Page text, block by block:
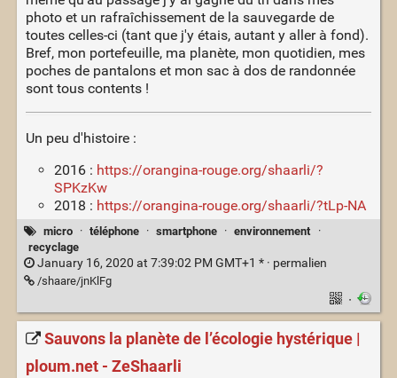
photo et un rafraîchissement de la sauvegarde de
toutes celles-ci (tant que j'y étais, autant y aller à fond).
Bref, mon portefeuille, ma planète, mon quotidien, mes
poches de pantalons et mon sac à dos de randonnée
sont tous contents !
Un peu d'histoire :
2016 : https://orangina-rouge.org/shaarli/?
SPKzKw
2018 : https://orangina-rouge.org/shaarli/?tLp-NA
micro · téléphone · smartphone · environnement
·
recyclage
January 16, 2020 at 7:39:02 PM GMT+1 * · permalien
/shaare/jnKlFg
·
Sauvons la planète de l’écologie hystérique |
ploum.net - ZeShaarli